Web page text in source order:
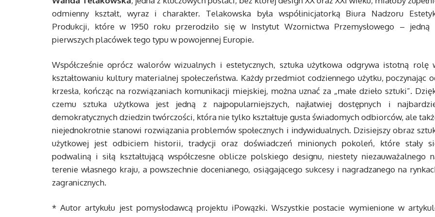
odmienny kształt, wyraz i charakter. Telakowska była współinicjatorką Biura Nadzoru
Produkcji, które w 1950 roku przerodziło się w Instytut Wzornictwa Przemysłowego – jedną
pierwszych placówek tego typu w powojennej Europie.
Współcześnie oprócz walorów wizualnych i estetycznych, sztuka użytkowa odgrywa istotną rolę
kształtowaniu kultury materialnej społeczeństwa. Każdy przedmiot codziennego użytku, poczynając
krzesła, kończąc na rozwiązaniach komunikacji miejskiej, można uznać za „małe dzieło sztuki”.
czemu sztuka użytkowa jest jedną z najpopularniejszych, najłatwiej dostępnych i
demokratycznych dziedzin twórczości, która nie tylko kształtuje gusta świadomych odbiorców, ale
niejednokrotnie stanowi rozwiązania problemów społecznych i indywidualnych. Dzisiejszy obraz
użytkowej jest odbiciem historii, tradycji oraz doświadczeń minionych pokoleń, które stały
podwaliną i siłą kształtującą współczesne oblicze polskiego designu, niestety niezauważalnego
terenie własnego kraju, a powszechnie docenianego, osiągającego sukcesy i nagradzanego na
zagranicznych.
* Autor artykułu jest pomysłodawcą projektu iPowązki. Wszystkie postacie wymienione w